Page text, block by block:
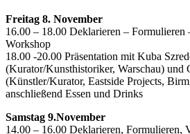
Freitag 8. November
16.00 – 18.00 Deklarieren – Formulieren
Workshop
18.00 -20.00 Präsentation mit Kuba
(Kurator/Kunsthistoriker, Warschau) und
(Künstler/Kurator, Eastside Projects,
anschließend Essen und Drinks
Samstag 9.November
14.00 – 16.00 Deklarieren, Formulieren,